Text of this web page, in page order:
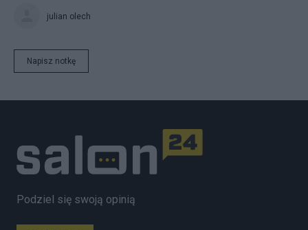
julian olech
Napisz notkę
Podziel się swoją opinią